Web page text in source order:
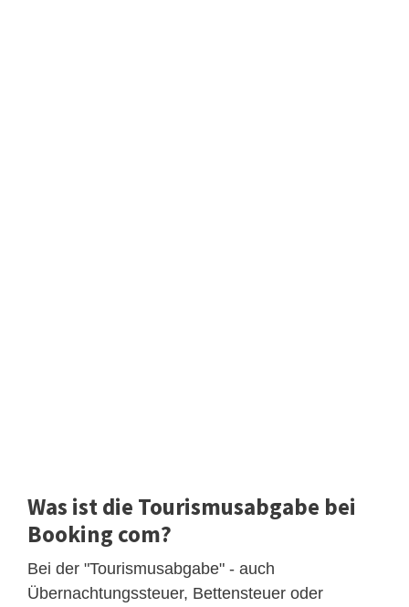
Was ist die Tourismusabgabe bei
Booking com?
Bei der "Tourismusabgabe" - auch
Übernachtungssteuer, Bettensteuer oder